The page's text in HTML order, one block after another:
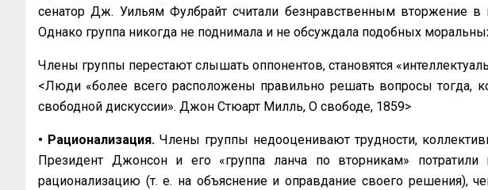
сенатор Дж. Уильям Фулбрайт считали безнравственным вторжение
Однако группа никогда не поднимала и не обсуждала подобных
Члены группы перестают слышать оппонентов, становятся
<Люди «более всего расположены правильно решать вопросы тогда,
свободной дискуссии». Джон Стюарт Милль, О свободе, 1859>
• Рационализация. Члены группы недооценивают трудности,
Президент Джонсон и его «группа ланча по вторникам»
рационализацию (т. е. на объяснение и оправдание своего решения),